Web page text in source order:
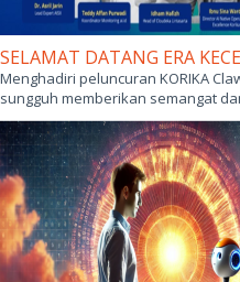
SELAMAT DATANG ERA
Menghadiri peluncuran KORIKA
sungguh memberikan semangat